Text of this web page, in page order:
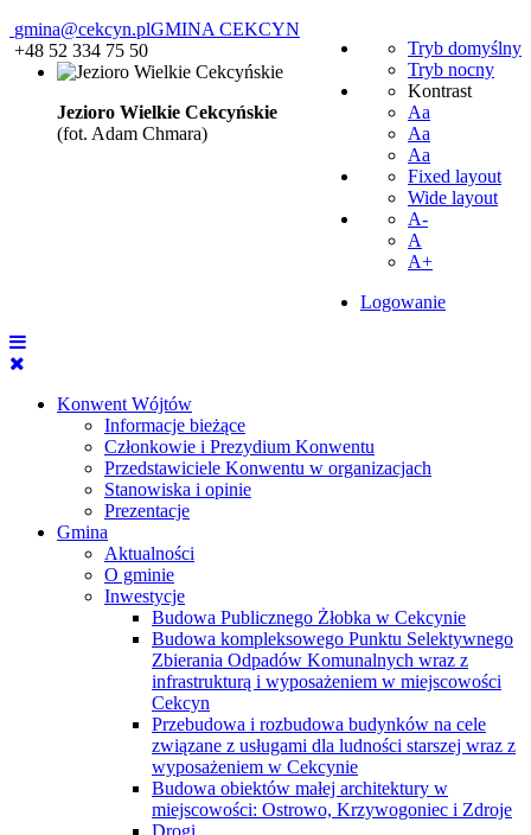
gmina@cekcyn.pl
+48 52 334 75 50
Tryb domyślny
Tryb nocny
Kontrast
Aa
Aa
Aa
Fixed layout
Wide layout
A-
A
A+
Logowanie
GMINA CEKCYN
Konwent Wójtów
Informacje bieżące
Członkowie i Prezydium Konwentu
Przedstawiciele Konwentu w organizacjach
Stanowiska i opinie
Prezentacje
Gmina
Aktualności
O gminie
Inwestycje
Budowa Publicznego Żłobka w Cekcynie
Budowa kompleksowego Punktu Selektywnego
Zbierania Odpadów Komunalnych wraz z
infrastrukturą i wyposażeniem w miejscowości
Cekcyn
Przebudowa i rozbudowa budynków na cele
związane z usługami dla ludności starszej wraz z
wyposażeniem w Cekcynie
Budowa obiektów małej architektury w
miejscowości: Ostrowo, Krzywogoniec i Zdroje
Drogi
Jezioro Wielkie Cekcyńskie
(fot. Adam Chmara)